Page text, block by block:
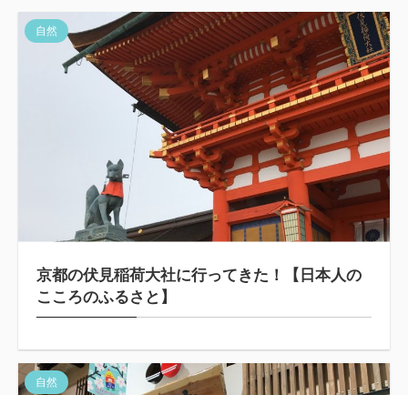
自然
京都の伏見稲荷大社に行ってきた！【日本人の
こころのふるさと】
自然